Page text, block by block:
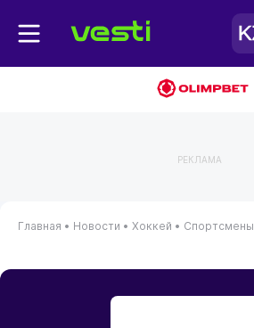
РЕКЛАМА
Главная • Новости • Хоккей • Спортсмены